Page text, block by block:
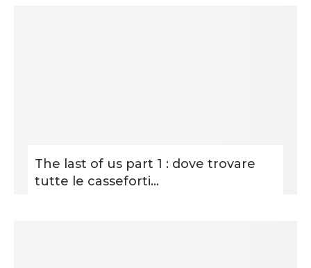
The last of us part 1 : dove trovare
tutte le casseforti...